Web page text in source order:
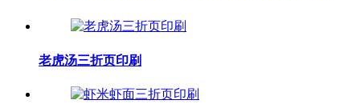
老虎汤三折页印刷